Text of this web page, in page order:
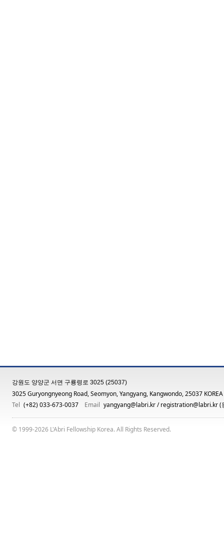
강원도 양양군 서면 구룡령로 3025 (25037)
3025 Guryongnyeong Road, Seomyon, Yangyang, Kangwondo, 25037 KOREA
Tel (+82) 033-673-0037 Email yangyang@labri.kr/registration@labri.kr(
© 1999-2026 L'Abri Fellowship Korea. All Rights Reserved.